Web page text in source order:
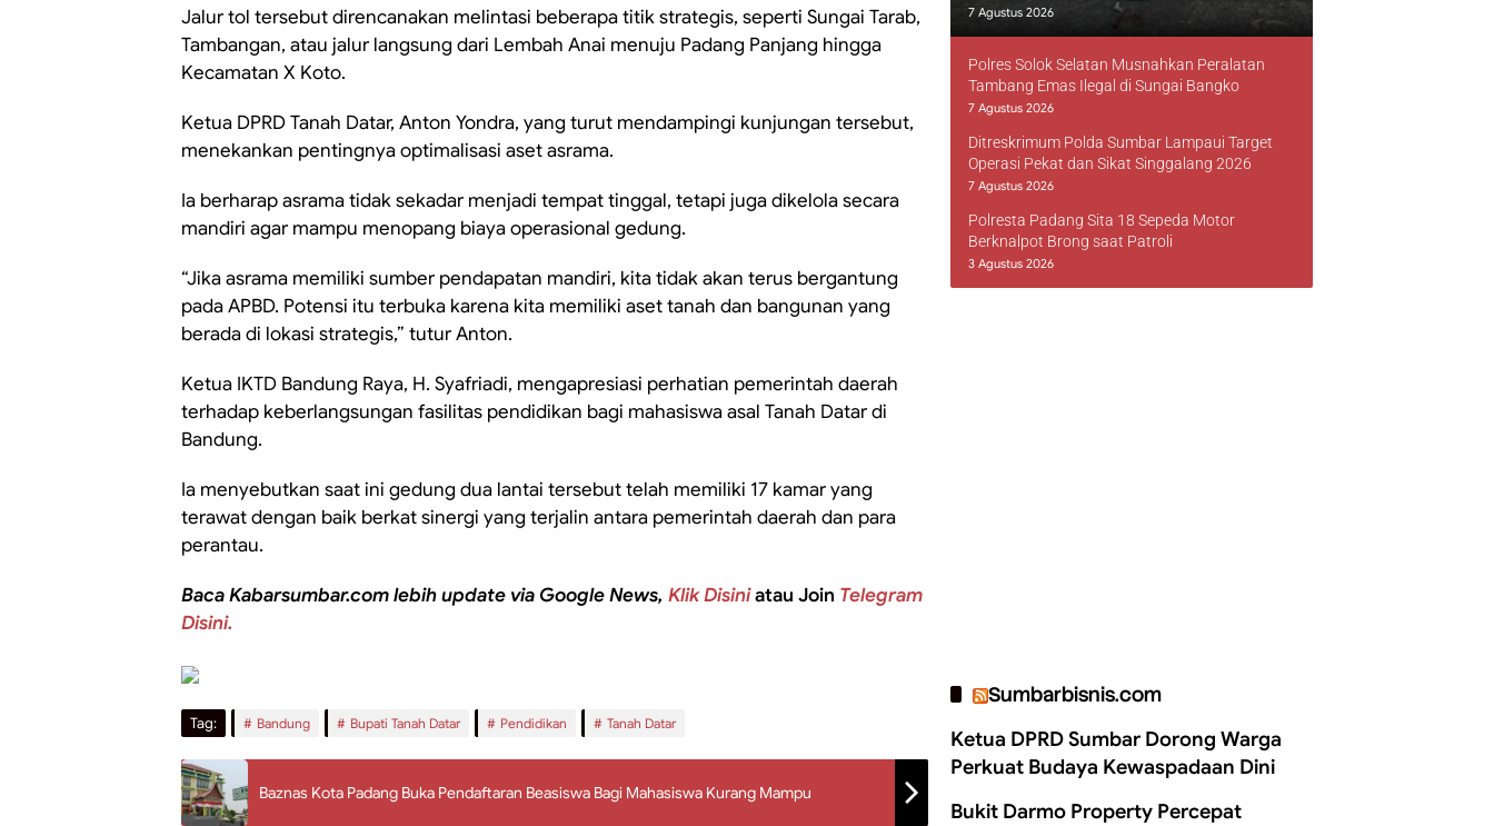
Jalur tol tersebut direncanakan melintasi beberapa titik strategis, seperti Sungai Tarab,
Tambangan, atau jalur langsung dari Lembah Anai menuju Padang Panjang hingga
Kecamatan X Koto.
Ketua DPRD Tanah Datar, Anton Yondra, yang turut mendampingi kunjungan tersebut,
menekankan pentingnya optimalisasi aset asrama.
Ia berharap asrama tidak sekadar menjadi tempat tinggal, tetapi juga dikelola secara
mandiri agar mampu menopang biaya operasional gedung.
“Jika asrama memiliki sumber pendapatan mandiri, kita tidak akan terus bergantung
pada APBD. Potensi itu terbuka karena kita memiliki aset tanah dan bangunan yang
berada di lokasi strategis,” tutur Anton.
Ketua IKTD Bandung Raya, H. Syafriadi, mengapresiasi perhatian pemerintah daerah
terhadap keberlangsungan fasilitas pendidikan bagi mahasiswa asal Tanah Datar di
Bandung.
Ia menyebutkan saat ini gedung dua lantai tersebut telah memiliki 17 kamar yang
terawat dengan baik berkat sinergi yang terjalin antara pemerintah daerah dan para
perantau.
Baca Kabarsumbar.com lebih update via Google News, Klik Disiniatau Join Telegram
Disini.
Tag: Bandung Bupati Tanah Datar Pendidikan Tanah Datar
Baznas Kota Padang Buka Pendaftaran Beasiswa Bagi Mahasiswa Kurang Mampu
7 Agustus 2026
Polres Solok Selatan Musnahkan Peralatan
Tambang Emas Ilegal di Sungai Bangko
7 Agustus 2026
Ditreskrimum Polda Sumbar Lampaui Target
Operasi Pekat dan Sikat Singgalang 2026
7 Agustus 2026
Polresta Padang Sita 18 Sepeda Motor
Berknalpot Brong saat Patroli
3 Agustus 2026
Sumbarbisnis.com
Ketua DPRD Sumbar Dorong Warga
Perkuat Budaya Kewaspadaan Dini
Bukit Darmo Property Percepat